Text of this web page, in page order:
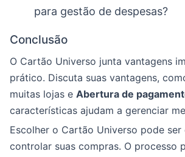
para gestão de despesas?
Conclusão
O Cartão Universo junta vantagens
prático. Discuta suas vantagens,
muitas lojas e Abertura de
características ajudam a gerenciar
Escolher o Cartão Universo pode
controlar suas compras. O processo